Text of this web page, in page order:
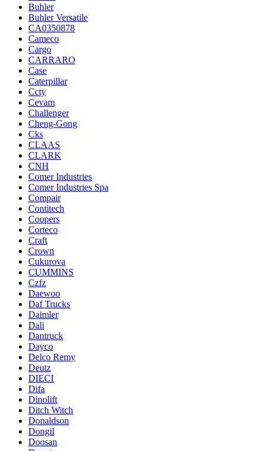
Buhler
Buhler Versatile
CA0350878
Cameco
Cargo
CARRARO
Case
Caterpillar
Ccty
Cevam
Challenger
Cheng-Gong
Cks
CLAAS
CLARK
CNH
Comer Industries
Comer Industries Spa
Compair
Contitech
Coopers
Corteco
Craft
Crown
Cukurova
CUMMINS
Czfz
Daewoo
Daf Trucks
Daimler
Dali
Dantruck
Dayco
Delco Remy
Deutz
DIECI
Difa
Dinolift
Ditch Witch
Donaldson
Dongil
Doosan